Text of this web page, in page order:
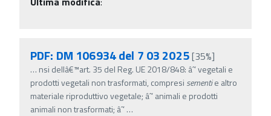
PDF: DM 106934 del 7 03 2025[35%]
… nsi dellâ€™art. 35 del Reg. UE 2018/848: âˆ’ vegetali e
prodotti vegetali non trasformati, compresi sementie altro
materiale riproduttivo vegetale; âˆ’ animali e prodotti
animali non trasformati; âˆ’…